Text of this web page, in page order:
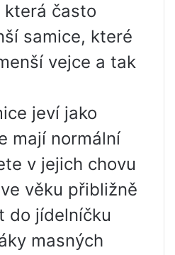
která často
samice, které
vejce a tak
jeví jako
mají normální
v jejich chovu
věku přibližně
do jídelníčku
masných